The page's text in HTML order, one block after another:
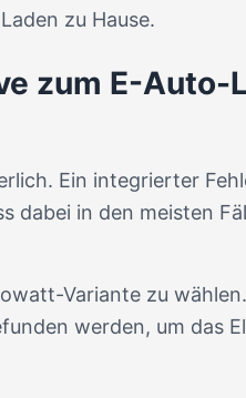
zu Hause.
zum E-Auto-
Ein integrierter
dabei in den meisten
Variante zu
werden, um das